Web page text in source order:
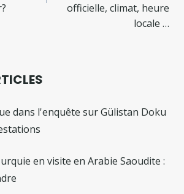
officielle, climat, heure
locale …
dans l'enquête sur Gülistan Doku
en visite en Arabie Saoudite :